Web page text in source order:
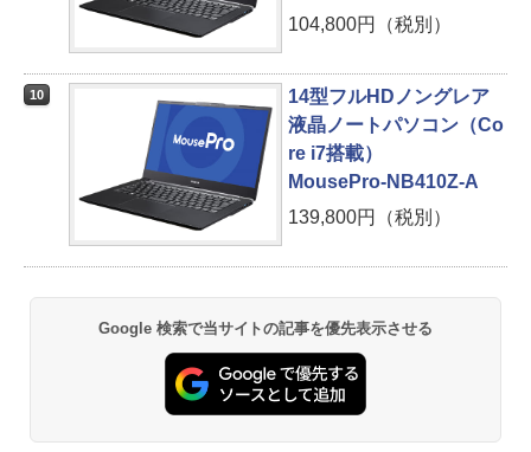
104,800円（税別）
10
14型フルHDノングレア
液晶ノートパソコン（Co
re i7搭載）
MousePro-NB410Z-A
139,800円（税別）
Google 検索で当サイトの記事を優先表示させる